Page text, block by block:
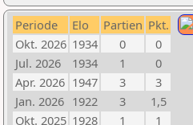
Periode Elo Partien Pkt.
Okt. 2026 1934 0
0
Jul. 2026
1934 1
0
Apr. 2026 1947 3
3
Jan. 2026 1922 3
1,5
Okt. 2025 1928 1
1